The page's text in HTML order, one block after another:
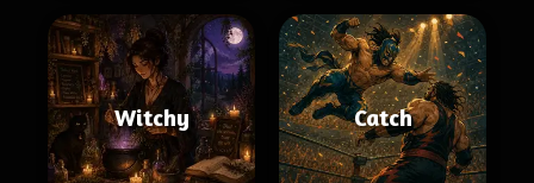
Witchy Catch